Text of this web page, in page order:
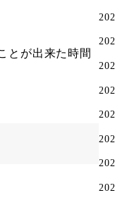
とが出来た時間